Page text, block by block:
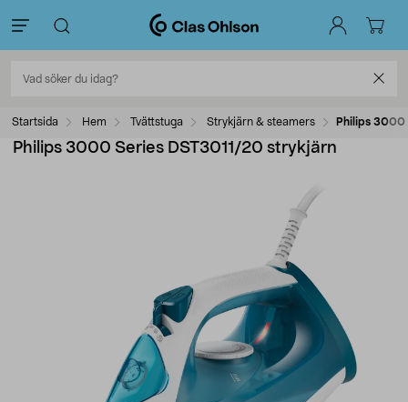
Startsida Hem Tvättstuga Strykjärn & steamers Philips 3000
Philips 3000 Series DST3011/20 strykjärn